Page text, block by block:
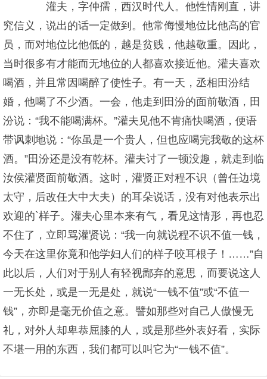
灌夫，字仲孺，西汉时代人。他性情刚直，讲
究信义，说出的话一定做到。他常侮慢地位比他高的官
员，而对地位比他低的，越是贫贱，他越敬重。因此，
当时很多有才能而无地位的人都喜欢接近他。灌夫喜欢
喝酒，并且常因喝醉了使性子。有一天，丞相田汾结
婚，他喝了不少酒。一会，他走到田汾的面前敬酒，田
汾说：“我不能喝满杯。”灌夫见他不肯痛快喝酒，便语
带讽刺地说：“你虽是一个贵人，但也应喝完我敬的这杯
酒。”田汾还是没有乾杯。灌夫讨了一顿没趣，就走到临
汝侯灌贤面前敬酒。这时，灌贤正对程不识（曾任边境
太守，后改任大中大夫）的耳朵说话，没有对他表示出
欢迎的`样子。灌夫心里本来有气，看见这情形，再也忍
不住了，立即骂灌贤说：“我一向就说程不识不值一钱，
今天在这里你竟和他学妇人们的样子咬耳根子！……”自
此以后，人们对于别人有轻视鄙弃的意思，而要说这人
一无长处，或是一无是处，就说“一钱不值”或“不值一
钱”，亦即是毫无价值之意。譬如那些对自己人傲慢无
礼，对外人却卑恭屈膝的人，或是那些外表好看，实际
不堪一用的东西，我们都可以叫它为“一钱不值”。